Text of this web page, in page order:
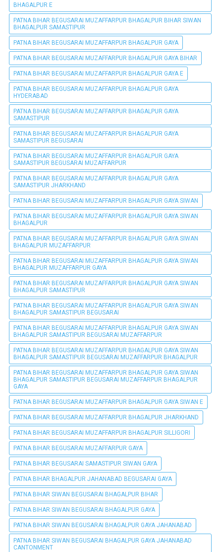
BHAGALPUR E
PATNA BIHAR BEGUSARAI MUZAFFARPUR BHAGALPUR BIHAR SIWAN
BHAGALPUR SAMASTIPUR
PATNA BIHAR BEGUSARAI MUZAFFARPUR BHAGALPUR GAYA
PATNA BIHAR BEGUSARAI MUZAFFARPUR BHAGALPUR GAYA BIHAR
PATNA BIHAR BEGUSARAI MUZAFFARPUR BHAGALPUR GAYA E
PATNA BIHAR BEGUSARAI MUZAFFARPUR BHAGALPUR GAYA
HYDERABAD
PATNA BIHAR BEGUSARAI MUZAFFARPUR BHAGALPUR GAYA
SAMASTIPUR
PATNA BIHAR BEGUSARAI MUZAFFARPUR BHAGALPUR GAYA
SAMASTIPUR BEGUSARAI
PATNA BIHAR BEGUSARAI MUZAFFARPUR BHAGALPUR GAYA
SAMASTIPUR BEGUSARAI MUZAFFARPUR
PATNA BIHAR BEGUSARAI MUZAFFARPUR BHAGALPUR GAYA
SAMASTIPUR JHARKHAND
PATNA BIHAR BEGUSARAI MUZAFFARPUR BHAGALPUR GAYA SIWAN
PATNA BIHAR BEGUSARAI MUZAFFARPUR BHAGALPUR GAYA SIWAN
BHAGALPUR
PATNA BIHAR BEGUSARAI MUZAFFARPUR BHAGALPUR GAYA SIWAN
BHAGALPUR MUZAFFARPUR
PATNA BIHAR BEGUSARAI MUZAFFARPUR BHAGALPUR GAYA SIWAN
BHAGALPUR MUZAFFARPUR GAYA
PATNA BIHAR BEGUSARAI MUZAFFARPUR BHAGALPUR GAYA SIWAN
BHAGALPUR SAMASTIPUR
PATNA BIHAR BEGUSARAI MUZAFFARPUR BHAGALPUR GAYA SIWAN
BHAGALPUR SAMASTIPUR BEGUSARAI
PATNA BIHAR BEGUSARAI MUZAFFARPUR BHAGALPUR GAYA SIWAN
BHAGALPUR SAMASTIPUR BEGUSARAI MUZAFFARPUR
PATNA BIHAR BEGUSARAI MUZAFFARPUR BHAGALPUR GAYA SIWAN
BHAGALPUR SAMASTIPUR BEGUSARAI MUZAFFARPUR BHAGALPUR
PATNA BIHAR BEGUSARAI MUZAFFARPUR BHAGALPUR GAYA SIWAN
BHAGALPUR SAMASTIPUR BEGUSARAI MUZAFFARPUR BHAGALPUR
GAYA
PATNA BIHAR BEGUSARAI MUZAFFARPUR BHAGALPUR GAYA SIWAN E
PATNA BIHAR BEGUSARAI MUZAFFARPUR BHAGALPUR JHARKHAND
PATNA BIHAR BEGUSARAI MUZAFFARPUR BHAGALPUR SILLIGORI
PATNA BIHAR BEGUSARAI MUZAFFARPUR GAYA
PATNA BIHAR BEGUSARAI SAMASTIPUR SIWAN GAYA
PATNA BIHAR BHAGALPUR JAHANABAD BEGUSARAI GAYA
PATNA BIHAR SIWAN BEGUSARAI BHAGALPUR BIHAR
PATNA BIHAR SIWAN BEGUSARAI BHAGALPUR GAYA
PATNA BIHAR SIWAN BEGUSARAI BHAGALPUR GAYA JAHANABAD
PATNA BIHAR SIWAN BEGUSARAI BHAGALPUR GAYA JAHANABAD
CANTONMENT